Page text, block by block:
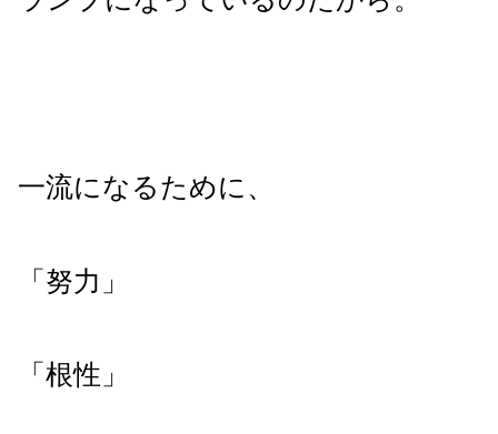
一流になるために、
「努力」
「根性」